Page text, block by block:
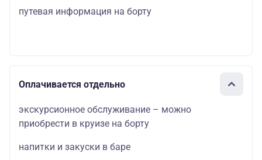
путевая информация на борту
Оплачивается отдельно
экскурсионное обслуживание – можно
приобрести в круизе на борту
напитки и закуски в баре